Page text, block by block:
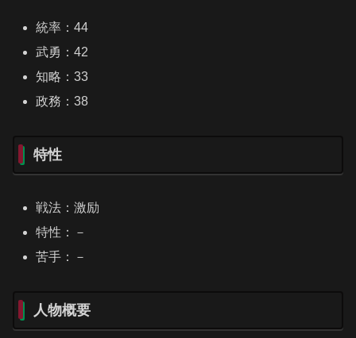
統率：44
武勇：42
知略：33
政務：38
特性
戦法：激励
特性：－
苦手：－
人物概要